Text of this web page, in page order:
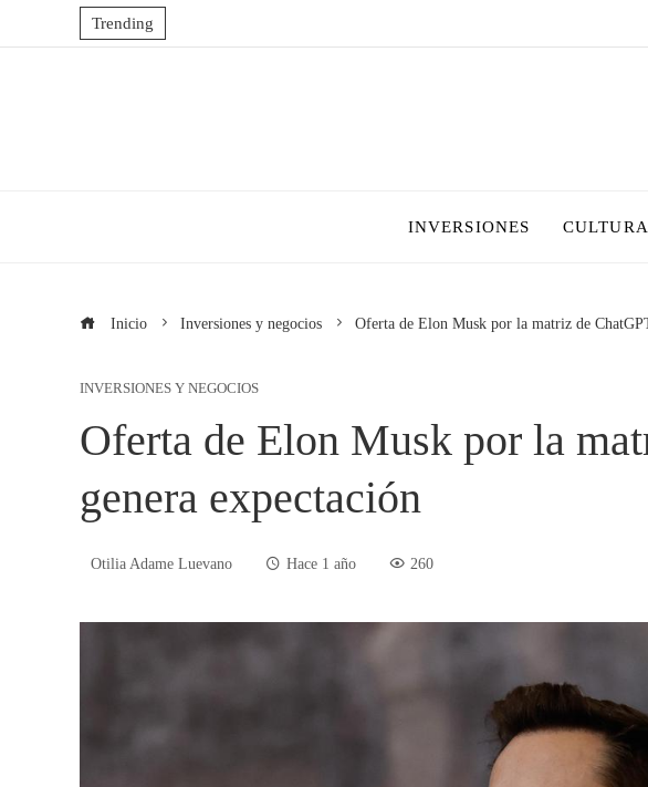
Trending
INVERSIONES CULTURA
Inicio Inversiones y negocios Oferta de Elon Musk por la matriz de
INVERSIONES Y NEGOCIOS
Oferta de Elon Musk por la
genera expectación
Otilia Adame Luevano Hace 1 año 260